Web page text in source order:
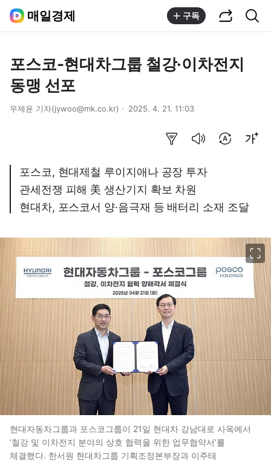
매일경제 구독
포스코-현대차그룹 철강·이차전지
동맹 선포
우제윤 기자(jywoo@mk.co.kr) 2025. 4. 21. 11:03
포스코, 현대제철 루이지애나 공장 투자
관세전쟁 피해 美 생산기지 확보 차원
현대차, 포스코서 양·음극재 등 배터리 소재 조달
현대자동차그룹과 포스코그룹이 21일 현대차 강남대로 사옥에서
‘철강 및 이차전지 분야의 상호 협력을 위한 업무협약서’를
체결했다. 한서원 현대차그룹 기획조정본부장과 이주태